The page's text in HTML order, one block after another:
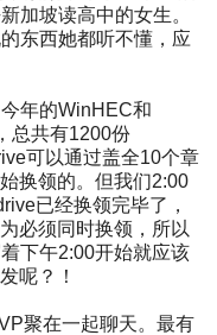
加坡读高中的女生。
东西她都听不懂，应
年的WinHEC和
总共有1200份
可以通过盖全10个章
换领的。但我们2:00
已经换领完毕了，
必须同时换领，所以
下午2:00开始就应该
呢？！
聚在一起聊天。最有